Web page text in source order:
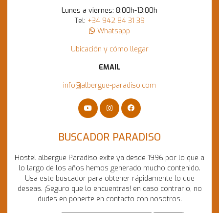
Lunes a viernes: 8:00h-13:00h
Tel: +34 942 84 31 39
Whatsapp
Ubicación y cómo llegar
EMAIL
info@albergue-paradiso.com
BUSCADOR PARADISO
Hostel albergue Paradiso exite ya desde 1996 por lo que a
lo largo de los años hemos generado mucho contenido.
Usa este buscador para obtener rápidamente lo que
deseas. ¡Seguro que lo encuentras! en caso contrario, no
dudes en ponerte en contacto con nosotros.